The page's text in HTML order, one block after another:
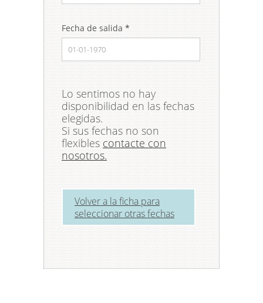
Fecha de salida *
Lo sentimos no hay
disponibilidad en las fechas
elegidas.
Si sus fechas no son
flexibles contacte con
nosotros.
Volver a la ficha para
seleccionar otras fechas